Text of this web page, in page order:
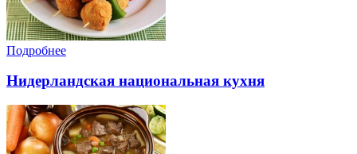
Подробнее
Нидерландская национальная кухня